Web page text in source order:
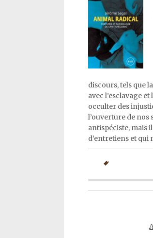
discours, tels que
avec l’esclavage
occulter des
l’ouverture de nos
antispéciste, mais
d’entretiens et qui